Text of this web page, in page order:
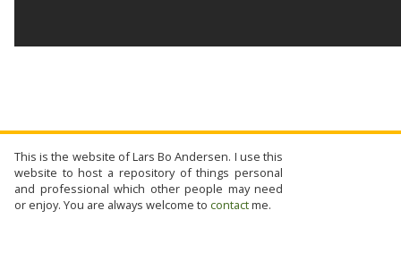
This is the website of Lars Bo Andersen. I use this
website to host a repository of things personal
and professional which other people may need
or enjoy. You are always welcome to contactme.